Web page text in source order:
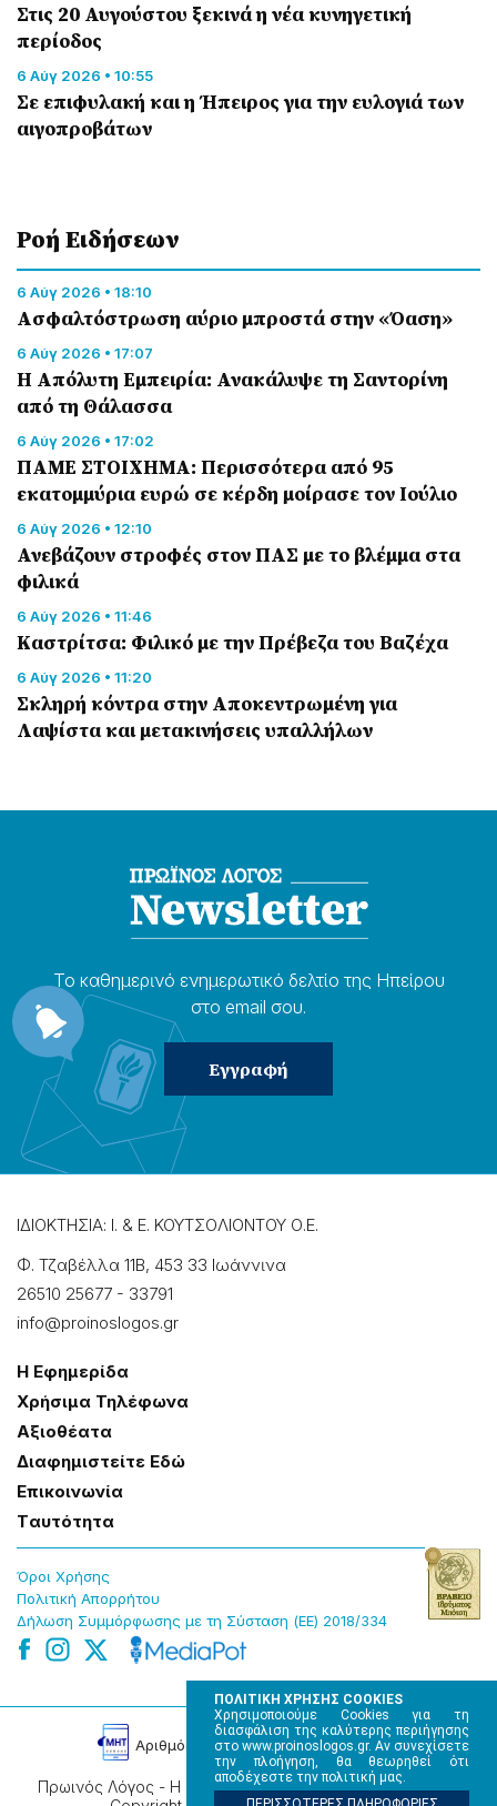
ΠΟΛΙΤΙΚΗ ΧΡΗΣΗΣ COOKIES
Χρησιμοποιούμε Cookies για τη
διασφάλιση της καλύτερης περιήγησης
στο www.proinoslogos.gr. Αν συνεχίσετε
την πλοήγηση, θα θεωρηθεί ότι
αποδέχεστε την πολιτική μας.
Στις 20 Αυγούστου ξεκινά η νέα κυνηγετική
περίοδος
6 Αύγ 2026 • 10:55
Σε επιφυλακή και η Ήπειρος για την ευλογιά των
αιγοπροβάτων
Ροή Eιδήσεων
6 Αύγ 2026 • 18:10
Ασφαλτόστρωση αύριο μπροστά στην «Όαση»
6 Αύγ 2026 • 17:07
Η Απόλυτη Εμπειρία: Ανακάλυψε τη Σαντορίνη
από τη Θάλασσα
6 Αύγ 2026 • 17:02
ΠΑΜΕ ΣΤΟΙΧΗΜΑ: Περισσότερα από 95
εκατομμύρια ευρώ σε κέρδη μοίρασε τον Ιούλιο
6 Αύγ 2026 • 12:10
Ανεβάζουν στροφές στον ΠΑΣ με το βλέμμα στα
φιλικά
6 Αύγ 2026 • 11:46
Καστρίτσα: Φιλικό με την Πρέβεζα του Βαζέχα
6 Αύγ 2026 • 11:20
Σκληρή κόντρα στην Αποκεντρωμένη για
Λαψίστα και μετακινήσεις υπαλλήλων
Το καθημερɩνό ενημερωτɩκό δελτίο της Ηπείρου
στο email σου.
ΙΔΙΟΚΤΗΣΙΑ: Ι. & Ε. ΚΟΥΤΣΟΛΙΟΝΤΟΥ Ο.Ε.
Φ. Τζαβέλλα 11Β, 453 33 Ιωάννɩνα
26510 25677 - 33791
info@proinoslogos.gr
Η Εφημερίδα
Χρήσɩμα Τηλέφωνα
Αξɩοθέατα
Δɩαφημɩστείτε Εδώ
Επɩκοɩνωνία
Tαυτότητα
Όροɩ Χρήσης
Πολɩτɩκή Απορρήτου
Δήλωση Συμμόρφωσης με τη Σύσταση (ΕΕ) 2018/334
Πρωινός Λόγος - Η καθημερινή εφημερίδα της Ηπείρου,
Αρɩθμός Πɩστοποίησης Μ.Η.Τ. 220242